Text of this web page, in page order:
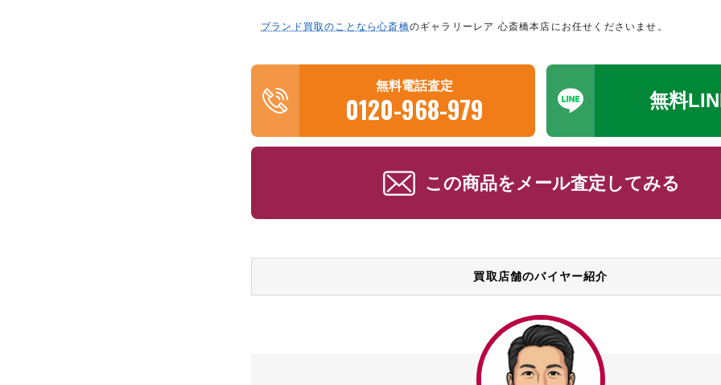
ブランド買取のことなら心斎橋のギャラリーレア 心斎橋本店にお任せくださいませ。
無料電話査定
0120-968-979 無料
この商品をメール査定してみる
買取店舗のバイヤー紹介